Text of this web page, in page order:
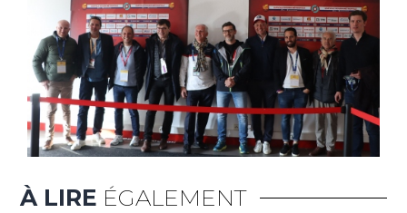
À LIRE ÉGALEMENT